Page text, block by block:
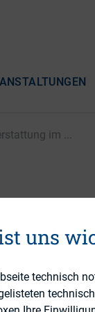
im ...
uns
technisch